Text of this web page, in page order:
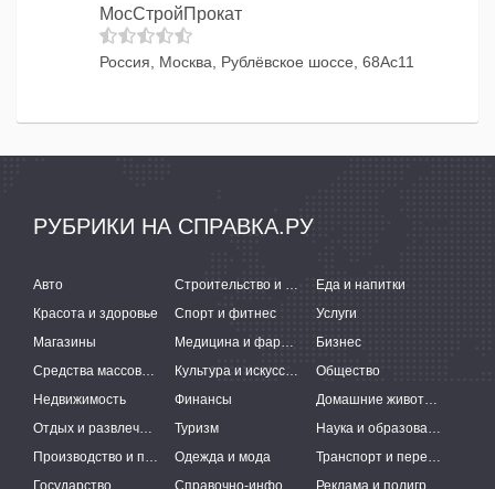
МосСтройПрокат
Россия, Москва, Рублёвское шоссе, 68Ас11
РУБРИКИ НА СПРАВКА.РУ
Авто Строительство и ремонт
Еда и напитки
Красота и здоровье
Спорт и фитнес
Услуги
Магазины
Медицина и фармацевтика
Бизнес
Средства массовой информации
Культура и искусство
Общество
Недвижимость
Финансы
Домашние животные
Отдых и развлечения
Туризм
Наука и образование
Производство и поставки
Одежда и мода
Транспорт и перевозки
Государство